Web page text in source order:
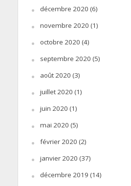
décembre 2020 (6)
novembre 2020 (1)
octobre 2020 (4)
septembre 2020 (5)
août 2020 (3)
juillet 2020 (1)
juin 2020 (1)
mai 2020 (5)
février 2020 (2)
janvier 2020 (37)
décembre 2019 (14)